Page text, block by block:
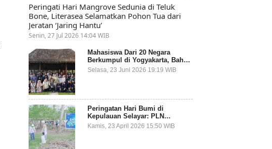
Peringati Hari Mangrove Sedunia di Teluk
Bone, Literasea Selamatkan Pohon Tua dari
Jeratan ‘Jaring Hantu’
Senin, 27 Jul 2026 14:04 WIB
Mahasiswa Dari 20 Negara
Berkumpul di Yogyakarta, Bahas
Mitigasi Ancaman Kesehatan
Global
Selasa, 23 Juni 2026 19:19 WIB
Peringatan Hari Bumi di
Kepulauan Selayar: PLN
Indonesia Power Gandeng
Pemda dan Komunitas, Giatkan
Kamis, 23 April 2026 15:50 WIB